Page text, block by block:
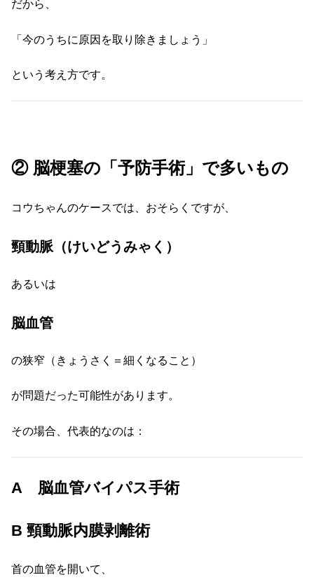
だから、
「今のうちに原因を取り除きましょう」
という考え方です。
② 脳梗塞の「予防手術」で多いもの
コウちゃんのケースでは、おそらくですが、
頸動脈（けいどうみゃく）
あるいは
脳血管
の狭窄（きょうさく＝細くなること）
が問題だった可能性があります。
その場合、代表的なのは：
A 脳血管バイパス手術
B 頸動脈内膜剥離術
首の血管を開いて、